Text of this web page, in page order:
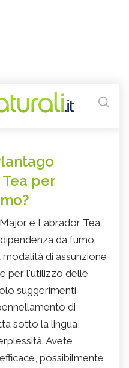
per
e Labrador Tea
da fumo.
di assunzione
per l'utilizzo delle
suggerimenti
di
sotto la lingua,
Avete
possibilmente